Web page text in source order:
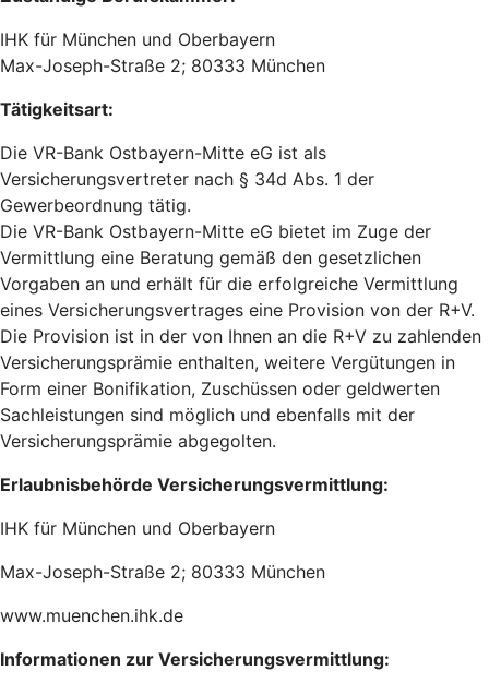
IHK für München und Oberbayern
Max-Joseph-Straße 2; 80333 München
Tätigkeitsart:
Die VR-Bank Ostbayern-Mitte eG ist als
Versicherungsvertreter nach § 34d Abs. 1 der
Gewerbeordnung tätig.
Die VR-Bank Ostbayern-Mitte eG bietet im Zuge der
Vermittlung eine Beratung gemäß den gesetzlichen
Vorgaben an und erhält für die erfolgreiche Vermittlung
eines Versicherungsvertrages eine Provision von der R+V.
Die Provision ist in der von Ihnen an die R+V zu zahlenden
Versicherungsprämie enthalten, weitere Vergütungen in
Form einer Bonifikation, Zuschüssen oder geldwerten
Sachleistungen sind möglich und ebenfalls mit der
Versicherungsprämie abgegolten.
Erlaubnisbehörde Versicherungsvermittlung:
IHK für München und Oberbayern
Max-Joseph-Straße 2; 80333 München
www.muenchen.ihk.de
Informationen zur Versicherungsvermittlung: